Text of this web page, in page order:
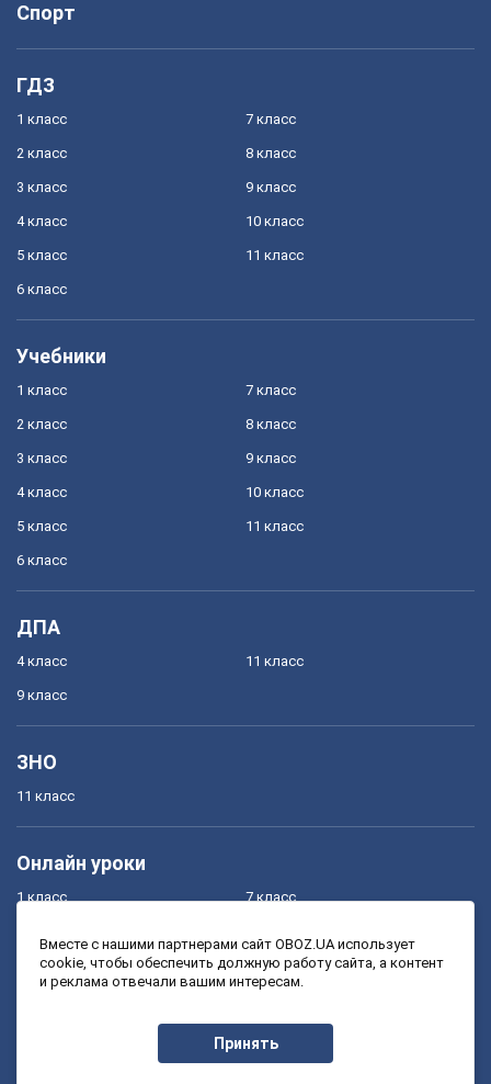
Спорт
ГДЗ
1 класс
2 класс
3 класс
4 класс
5 класс
6 класс
7 класс
8 класс
9 класс
10 класс
11 класс
Учебники
1 класс
2 класс
3 класс
4 класс
5 класс
6 класс
7 класс
8 класс
9 класс
10 класс
11 класс
ДПА
4 класс
9 класс
11 класс
ЗНО
11 класс
Онлайн уроки
1 класс
3 класс
7 класс
9 класс
Вместе с нашими партнерами сайт OBOZ.UA использует
cookie, чтобы обеспечить должную работу сайта, а контент
и реклама отвечали вашим интересам.
Принять